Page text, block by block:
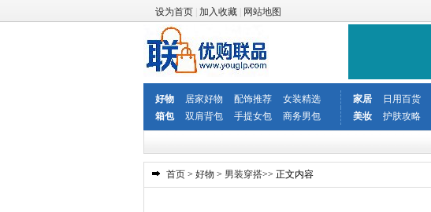
设为首页 加入收藏 网站地图
好物 居家好物 配饰推荐 女装精选 家居 日用百货
箱包
双肩背包 手提女包 商务男包 美妆 护肤攻略
首页 > 好物 > 男装穿搭>> 正文内容